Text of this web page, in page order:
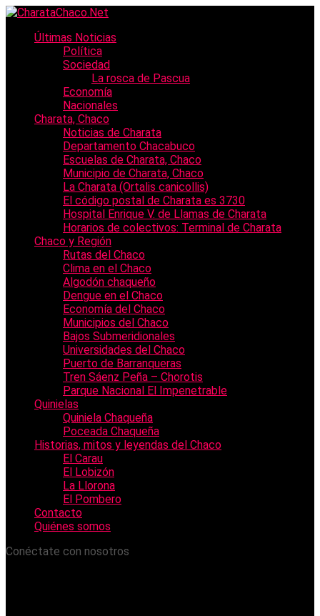
Últimas Noticias
Política
Sociedad
La rosca de Pascua
Economía
Nacionales
Charata, Chaco
Noticias de Charata
Departamento Chacabuco
Escuelas de Charata, Chaco
Municipio de Charata, Chaco
La Charata (Ortalis canicollis)
El código postal de Charata es 3730
Hospital Enrique V. de Llamas de Charata
Horarios de colectivos: Terminal de Charata
Chaco y Región
Rutas del Chaco
Clima en el Chaco
Algodón chaqueño
Dengue en el Chaco
Economía del Chaco
Municipios del Chaco
Bajos Submeridionales
Universidades del Chaco
Puerto de Barranqueras
Tren Sáenz Peña – Chorotis
Parque Nacional El Impenetrable
Quinielas
Quiniela Chaqueña
Poceada Chaqueña
Historias, mitos y leyendas del Chaco
El Carau
El Lobizón
La Llorona
El Pombero
Contacto
Quiénes somos
Conéctate con nosotros